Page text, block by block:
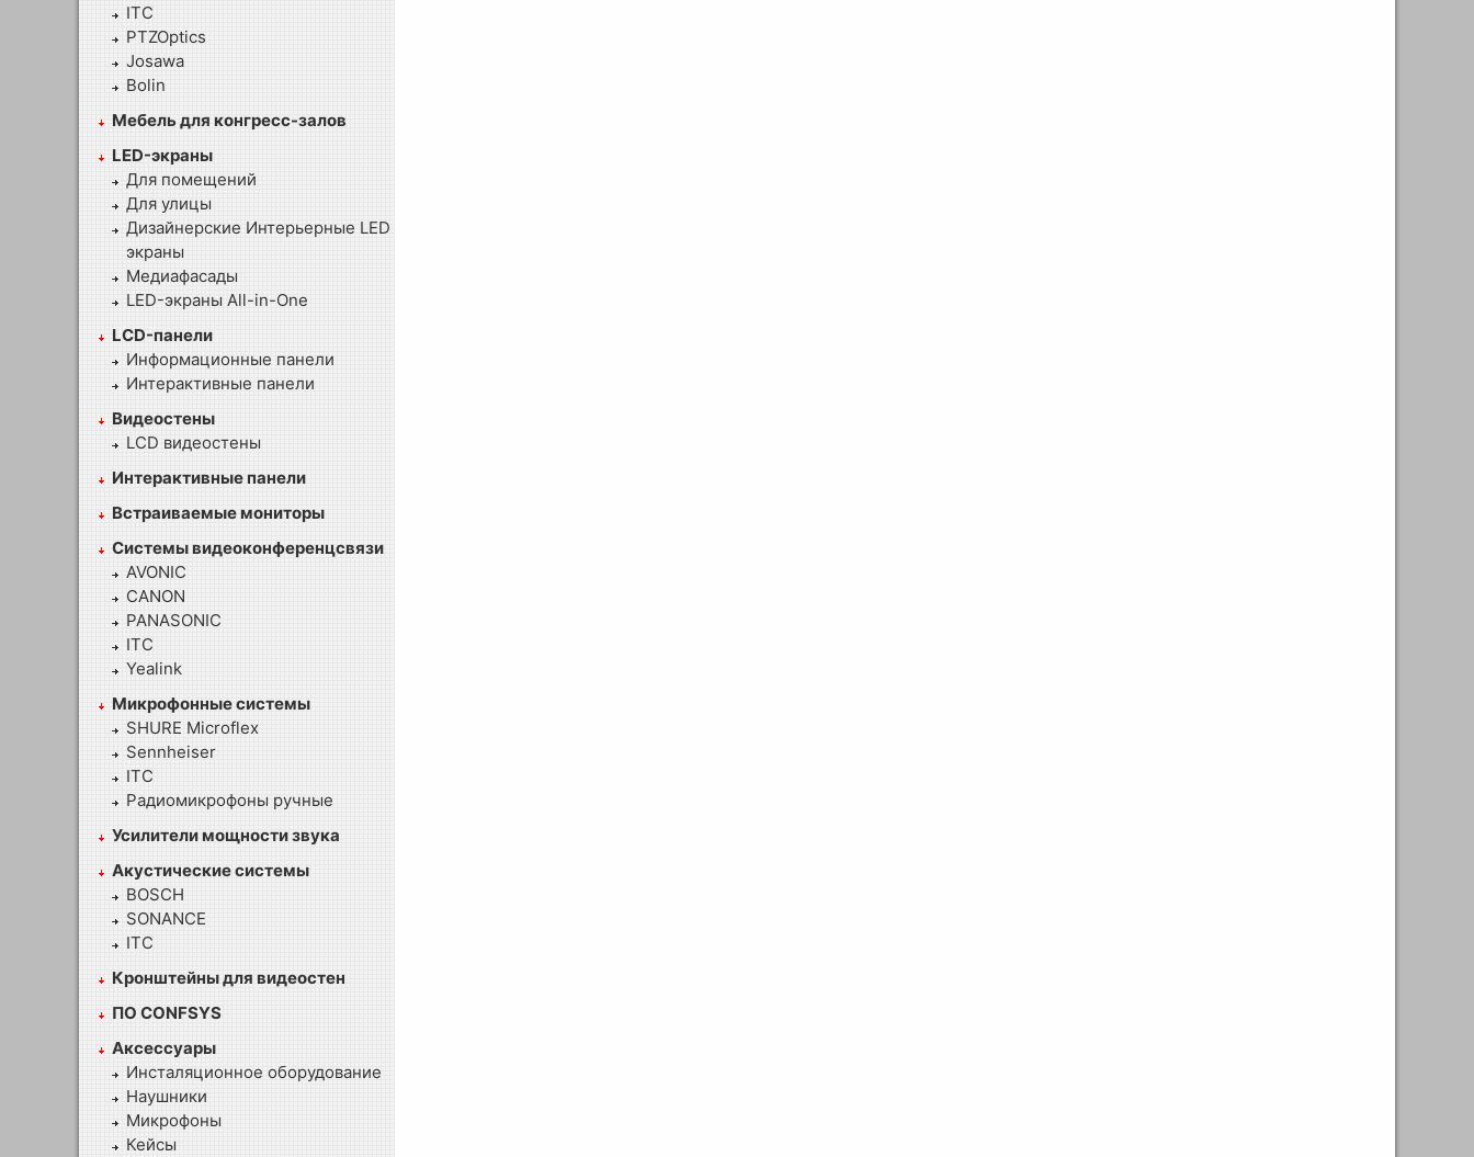
ITC
PTZOptics
Josawa
Bolin
Мебель для конгресс-залов
LED-экраны
Для помещений
Для улицы
Дизайнерские Интерьерные LED
экраны
Медиафасады
LED-экраны All-in-One
LCD-панели
Информационные панели
Интерактивные панели
Видеостены
LCD видеостены
Интерактивные панели
Встраиваемые мониторы
Системы видеоконференцсвязи
AVONIC
CANON
PANASONIC
ITC
Yealink
Микрофонные системы
SHURE Microflex
Sennheiser
ITC
Радиомикрофоны ручные
Усилители мощности звука
Акустические системы
BOSCH
SONANCE
ITC
Кронштейны для видеостен
ПО CONFSYS
Аксессуары
Инсталяционное оборудование
Наушники
Микрофоны
Кейсы